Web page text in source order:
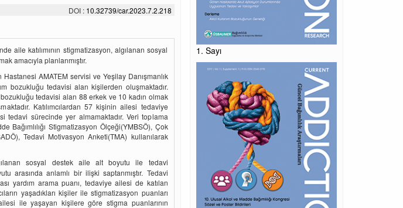
DOI : 10.32739/car.2023.7.2.218
aile katılımının stigmatizasyon, algılanan sosyal
amacıyla planlanmıştır.
Hastanesi AMATEM servisi ve Yeşilay Danışmanlık
bozukluğu tedavisi alan kişilerden oluşmaktadır.
tedavisi alan 88 erkek ve 10 kadın olmak
Katılımcılardan 57 kişinin ailesi tedaviye
tedavi sürecinde yer almamaktadır. Veri toplama
Bağımlılığı Stigmatizasyon Ölçeği(YMBSÖ), Çok
Tedavi Motivasyon Anketi(TMA) kullanılarak
sosyal destek aile alt boyutu ile tedavi
arasında anlamlı bir ilişki saptanmıştır. Tedavi
yardım arama puanı, tedaviye ailesi de katılan
yaşadıkları kişiler ile stigmatizasyon puanları
ailesi ile yaşayan kişilere göre stigma puanlarının
1. Sayı